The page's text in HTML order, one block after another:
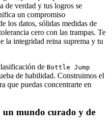
de verdad y tus logros se
un compromiso
los datos, sólidas medidas de
cero con las trampas. Te
la integridad reina suprema y tu
de Bottle Jump
de habilidad. Construimos el
que puedas concentrarte en
un mundo curado y de